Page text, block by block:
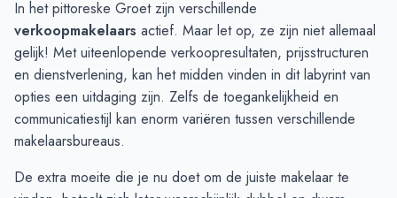
Groet
€ 4.726
Callantsoog
€ 4.081
In het pittoreske Groet zijn verschillende
verkoopmakelaars actief. Maar let op, ze zijn niet allemaal
gelijk! Met uiteenlopende verkoopresultaten, prijsstructuren
en dienstverlening, kan het midden vinden in dit labyrint van
opties een uitdaging zijn. Zelfs de toegankelijkheid en
communicatiestijl kan enorm variëren tussen verschillende
makelaarsbureaus.
De extra moeite die je nu doet om de juiste makelaar te